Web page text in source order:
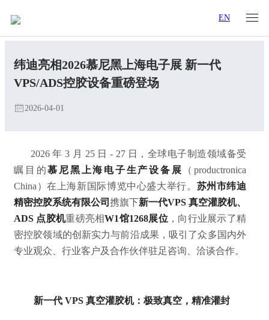
EN
纬迪亮相2026慕尼黑上海电子展 新一代
VPS/ADS控胶设备重磅登场
2026-04-01
2026 年 3 月 25 日 - 27 日，全球电子制造领域备受
瞩目的慕尼黑上海电子生产设备展
（productronica
China）在上海新国际博览中心盛大举行。 苏州市纬迪
精密控胶系统有限公司 携旗下新一代VPS 真空灌胶机、
ADS 点胶机重磅亮相W1馆1268展位，向行业展示了精
密控胶领域的创新实力与前沿成果，吸引了众多国内外
专业观众、行业客户及合作伙伴驻足咨询、洽谈合作。
新一代 VPS 真空灌胶机：极致真空，精准灌封